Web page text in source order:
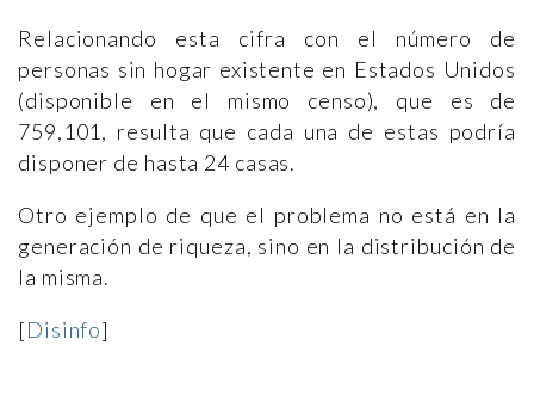
Relacionando esta cifra con el número de
personas sin hogar existente en Estados Unidos
(disponible en el mismo censo), que es de
759,101, resulta que cada una de estas podría
disponer de hasta 24 casas.
Otro ejemplo de que el problema no está en la
generación de riqueza, sino en la distribución de
la misma.
[Disinfo]